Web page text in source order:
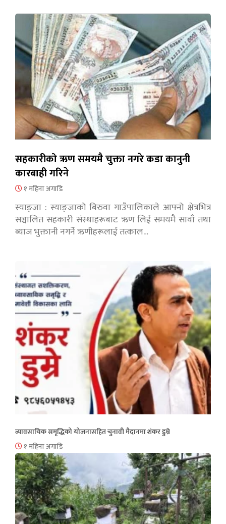
सहकारीको ऋण समयमै चुक्ता नगरे कडा कानुनी
कारबाही गरिने
१ महिना अगाडि
स्याङ्जा : स्याङ्जाको बिरुवा गाउँपालिकाले आफ्नो क्षेत्रभित्र
सञ्चालित सहकारी संस्थाहरूबाट ऋण लिई समयमै सावाँ तथा
ब्याज भुक्तानी नगर्ने ऋणीहरूलाई तत्काल…
व्यावसायिक समृद्धिको योजनासहित चुनावी मैदानमा शंकर डुम्रे
१ महिना अगाडि